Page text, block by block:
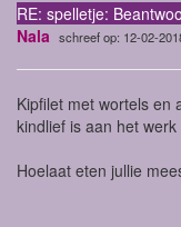
RE: spelletje:
Nala schreef op: 12-02-
Kipfilet met wortels en
kindlief is aan het
Hoelaat eten jullie